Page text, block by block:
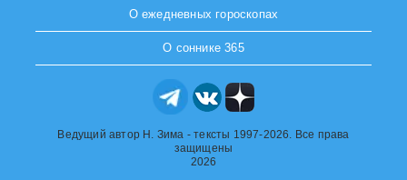
О ежедневных гороскопах
О соннике 365
Ведущий автор Н. Зима - тексты 1997-2026. Все права
защищены
2026